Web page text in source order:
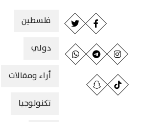
فلسطين
دولي
أراء ومقالات
تكنولوجيا